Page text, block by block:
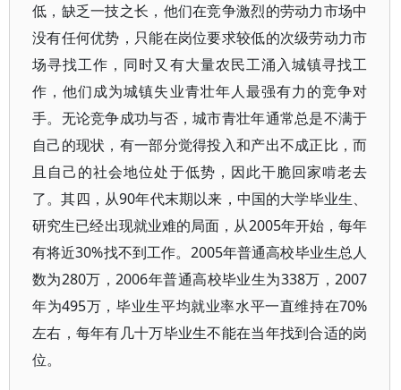
低，缺乏一技之长，他们在竞争激烈的劳动力市场中
没有任何优势，只能在岗位要求较低的次级劳动力市
场寻找工作，同时又有大量农民工涌入城镇寻找工
作，他们成为城镇失业青壮年人最强有力的竞争对
手。无论竞争成功与否，城市青壮年通常总是不满于
自己的现状，有一部分觉得投入和产出不成正比，而
且自己的社会地位处于低势，因此干脆回家啃老去
了。其四，从90年代末期以来，中国的大学毕业生、
研究生已经出现就业难的局面，从2005年开始，每年
有将近30%找不到工作。2005年普通高校毕业生总人
数为280万，2006年普通高校毕业生为338万，2007
年为495万，毕业生平均就业率水平一直维持在70%
左右，每年有几十万毕业生不能在当年找到合适的岗
位。